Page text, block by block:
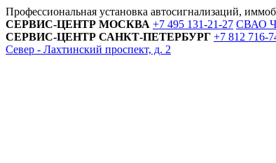
Профессиональная установка автосигнализаций,
СЕРВИС-ЦЕНТР МОСКВА +7 495 131-21-27 СВАО
СЕРВИС-ЦЕНТР САНКТ-ПЕТЕРБУРГ +7 812 716-
Север - Лахтинский проспект, д. 2